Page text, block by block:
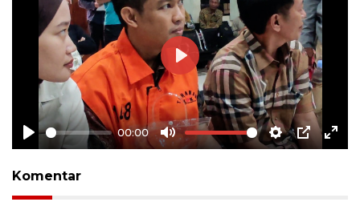
Play
00:00
Mute Settings
PIP
Play
Komentar